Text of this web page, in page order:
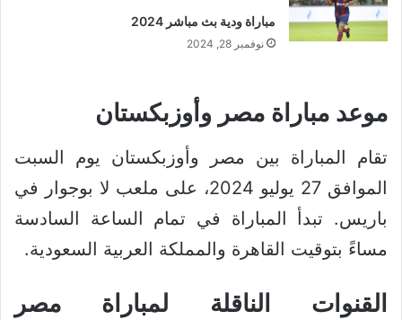
مباراة ودية بث مباشر 2024
نوفمبر 28, 2024
موعد مباراة مصر وأوزبكستان
تقام المباراة بين مصر وأوزبكستان يوم السبت
الموافق 27 يوليو 2024، على ملعب لا بوجوار في
باريس. تبدأ المباراة في تمام الساعة السادسة
مساءً بتوقيت القاهرة والمملكة العربية السعودية.
القنوات الناقلة لمباراة مصر